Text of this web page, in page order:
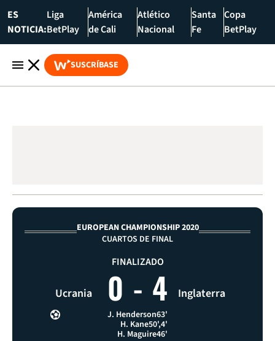
ES
NOTICIA:
Liga
BetPlay
América
de Cali
Atlético
Nacional
Santa
Fe
Copa
BetPlay
SUSCRÍBASE
EUROPEAN CHAMPIONSHIP 2020
CUARTOS DE FINAL
Ucrania
FINALIZADO
0 - 4 Inglaterra
J. Henderson63'
H. Kane50' 4'
H. Maguire46'